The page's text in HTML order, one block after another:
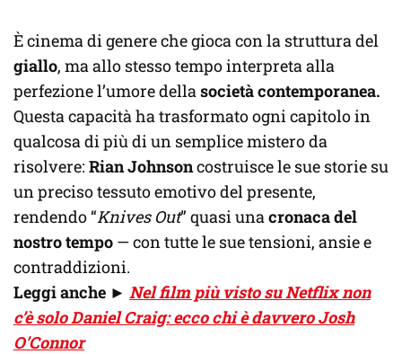
È cinema di genere che gioca con la struttura del
giallo, ma allo stesso tempo interpreta alla
perfezione l’umore dellasocietà contemporanea.
Questa capacità ha trasformato ogni capitolo in
qualcosa di più di un semplice mistero da
risolvere: Rian Johnsoncostruisce le sue storie su
un preciso tessuto emotivo del presente,
rendendo “Knives Out” quasi unacronaca del
nostro tempo — con tutte le sue tensioni, ansie e
contraddizioni.
Leggi anche ► Nel film più visto su Netflix non
c’è solo Daniel Craig: ecco chi è davvero Josh
O’Connor